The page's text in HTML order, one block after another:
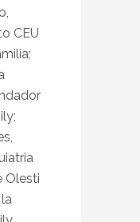
CEU
Olesti